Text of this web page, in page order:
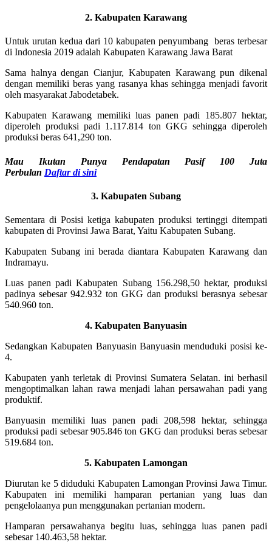
2. Kabupaten Karawang
Untuk urutan kedua dari 10 kabupaten penyumbang beras terbesar
di Indonesia 2019 adalah Kabupaten Karawang Jawa Barat
Sama halnya dengan Cianjur, Kabupaten Karawang pun dikenal
dengan memiliki beras yang rasanya khas sehingga menjadi favorit
oleh masyarakat Jabodetabek.
Kabupaten Karawang memiliki luas panen padi 185.807 hektar,
diperoleh produksi padi 1.117.814 ton GKG sehingga diperoleh
produksi beras 641,290 ton.
Mau Ikutan Punya Pendapatan Pasif 100 Juta
Perbulan Daftardi sini
3. Kabupaten Subang
Sementara di Posisi ketiga kabupaten produksi tertinggi ditempati
kabupaten di Provinsi Jawa Barat, Yaitu Kabupaten Subang.
Kabupaten Subang ini berada diantara Kabupaten Karawang dan
Indramayu.
Luas panen padi Kabupaten Subang 156.298,50 hektar, produksi
padinya sebesar 942.932 ton GKG dan produksi berasnya sebesar
540.960 ton.
4. Kabupaten Banyuasin
Sedangkan Kabupaten Banyuasin Banyuasin menduduki posisi ke-
4.
Kabupaten yanh terletak di Provinsi Sumatera Selatan. ini berhasil
mengoptimalkan lahan rawa menjadi lahan persawahan padi yang
produktif.
Banyuasin memiliki luas panen padi 208,598 hektar, sehingga
produksi padi sebesar 905.846 ton GKG dan produksi beras sebesar
519.684 ton.
5. Kabupaten Lamongan
Diurutan ke 5 diduduki Kabupaten Lamongan Provinsi Jawa Timur.
Kabupaten ini memiliki hamparan pertanian yang luas dan
pengelolaanya pun menggunakan pertanian modern.
Hamparan persawahanya begitu luas, sehingga luas panen padi
sebesar 140.463,58 hektar.